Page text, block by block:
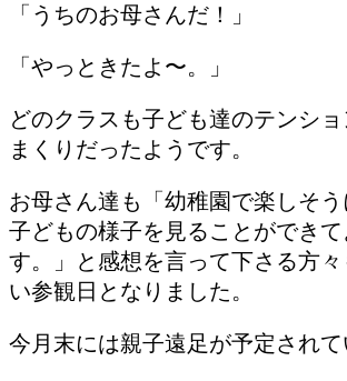
「うちのお母さんだ！」
「やっときたよ〜。」
どのクラスも子ども達のテンショ
まくりだったようです。
お母さん達も「幼稚園で楽しそ
子どもの様子を見ることができ
す。」と感想を言って下さる方
い参観日となりました。
今月末には親子遠足が予定されて